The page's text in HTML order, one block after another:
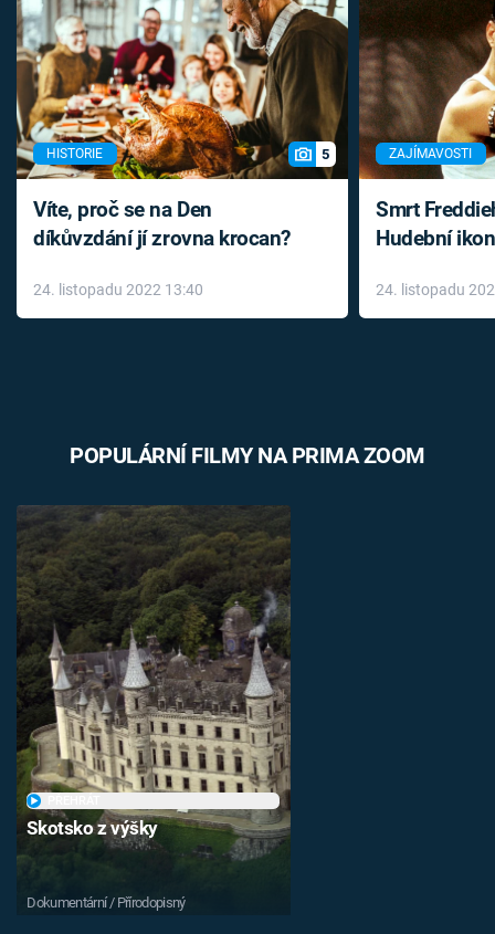
HISTORIE 5
Víte, proč se na Den
díkůvzdání jí zrovna krocan?
24. listopadu 2022 13:40
ZAJÍMAVOSTI
Smrt
Hudební
léky
24. listopadu
POPULÁRNÍ FILMY NA PRIMA ZOOM
Skotsko z výšky
Dokumentární / Přírodopisný